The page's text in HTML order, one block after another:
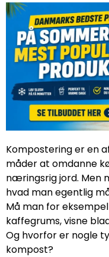
Kompostering er en
måder at omdanne
næringsrig jord. Men
hvad man egentlig
Må man for
kaffegrums, visne
Og hvorfor er nogle
kompost?